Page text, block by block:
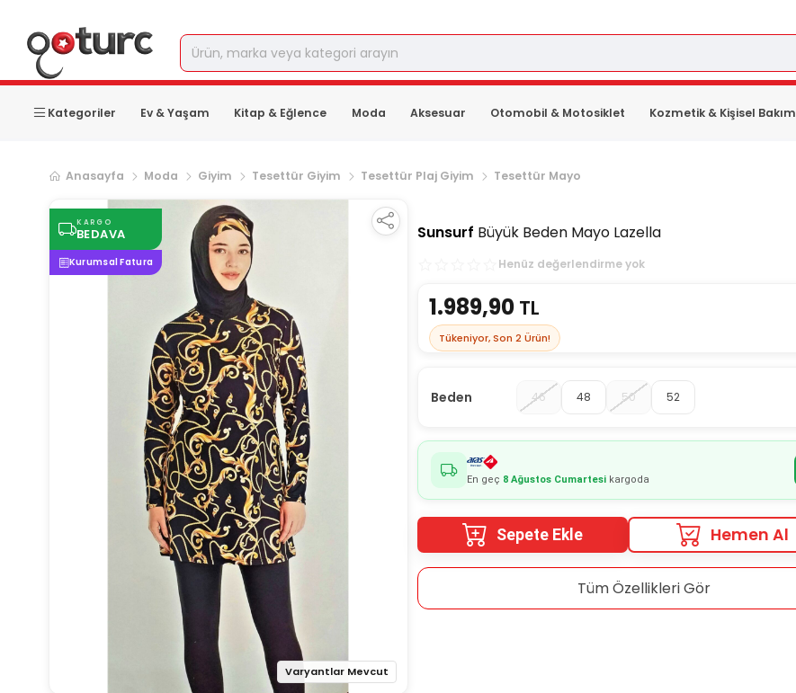
Kategoriler Ev & Yaşam Kitap & Eğlence Moda Aksesuar Otomobil & Motosiklet Kozmetik & Kişisel Bakım
Anasayfa Moda Giyim Tesettür Giyim Tesettür Plaj Giyim Tesettür Mayo
KARGO
BEDAVA
Kurumsal Fatura
Varyantlar Mevcut
Sunsurf Büyük Beden Mayo Lazella
Henüz değerlendirme yok
1.989,90TL
Tükeniyor, Son 2 Ürün!
Beden 46 48 50 52
En geç 8 Ağustos Cumartesikargoda
Sepete Ekle Hemen Al
Tüm Özellikleri Gör